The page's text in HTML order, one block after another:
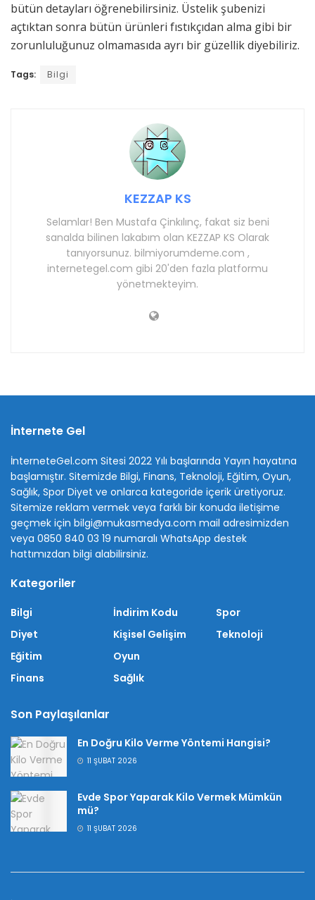
bütün detayları öğrenebilirsiniz. Üstelik şubenizi
açtıktan sonra bütün ürünleri fıstıkçıdan alma gibi bir
zorunluluğunuz olmamasıda ayrı bir güzellik diyebiliriz.
Tags: Bilgi
KEZZAP KS
Selamlar! Ben Mustafa Çinkılınç, fakat siz beni
sanalda bilinen lakabım olan KEZZAP KS Olarak
tanıyorsunuz. bilmiyorumdeme.com ,
internetegel.com gibi 20'den fazla platformu
yönetmekteyim.
İnternete Gel
İnterneteGel.com Sitesi 2022 Yılı başlarında Yayın hayatına
başlamıştır. Sitemizde Bilgi, Finans, Teknoloji, Eğitim, Oyun,
Sağlık, Spor Diyet ve onlarca kategoride içerik üretiyoruz.
Sitemize reklam vermek veya farklı bir konuda iletişime
geçmek için bilgi@mukasmedya.com mail adresimizden
veya 0850 840 03 19 numaralı WhatsApp destek
hattımızdan bilgi alabilirsiniz.
Kategoriler
Bilgi
Diyet
Eğitim
Finans
İndirim Kodu
Kişisel Gelişim
Oyun
Sağlık
Spor
Teknoloji
Son Paylaşılanlar
En Doğru Kilo Verme Yöntemi Hangisi?
11 ŞUBAT 2026
Evde Spor Yaparak Kilo Vermek Mümkün
mü?
11 ŞUBAT 2026